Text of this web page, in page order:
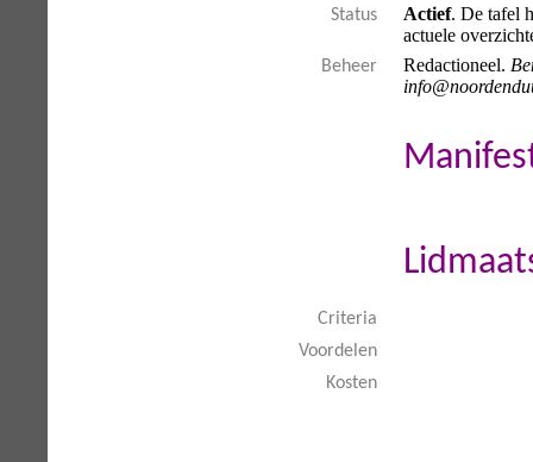
Status Actief. De tafel
actuele
Beheer Redactioneel.
Criteria
Voordelen
Kosten